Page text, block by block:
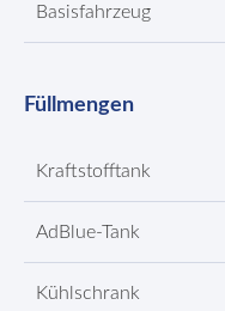
Basisfahrzeug
Füllmengen
Kraftstofftank
AdBlue-Tank
Kühlschrank